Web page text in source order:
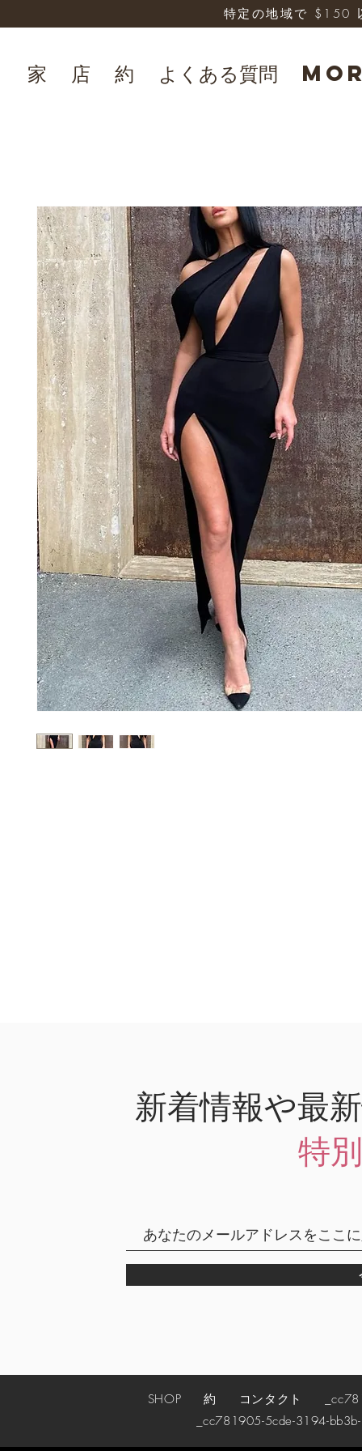
家 店 約 よくある質問
特定の地域で $150
新着情報や最
特
SHOP 約 コンタクト
_cc781905-5cde-3194-